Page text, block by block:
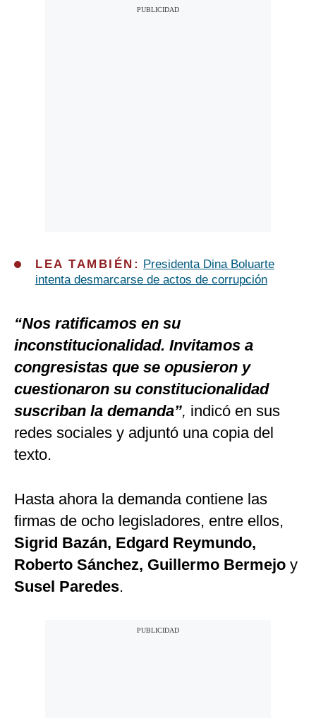
LEA TAMBIÉN:
Presidenta Dina Boluarte
intenta desmarcarse de actos de corrupción
“Nos ratificamos en su
inconstitucionalidad. Invitamos a
congresistas que se opusieron y
cuestionaron su constitucionalidad
suscriban la demanda”, indicó en sus
redes sociales y adjuntó una copia del
texto.
Hasta ahora la demanda contiene las
firmas de ocho legisladores, entre ellos,
Sigrid Bazán, Edgard Reymundo,
Roberto Sánchez, Guillermo Bermejo y
Susel Paredes.